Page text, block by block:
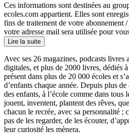
Ces informations sont destinées au
ecoles.com appartient. Elles sont
fins de traitement de votre abonnement
votre adresse mail sera utilisée pour
Lire la suite
Avec ses 26 magazines, podcasts livres
digitales, et plus de 2000 livres, dédiés
présent dans plus de 20 000 écoles et
d’enfants chaque année. Depuis plus
des enfants, à l’école comme dans tous
jouent, inventent, plantent des rêves,
chacun le recrée, avec sa personnalité ;
pas de les regarder, de les écouter,
leur curiosité les mènera.